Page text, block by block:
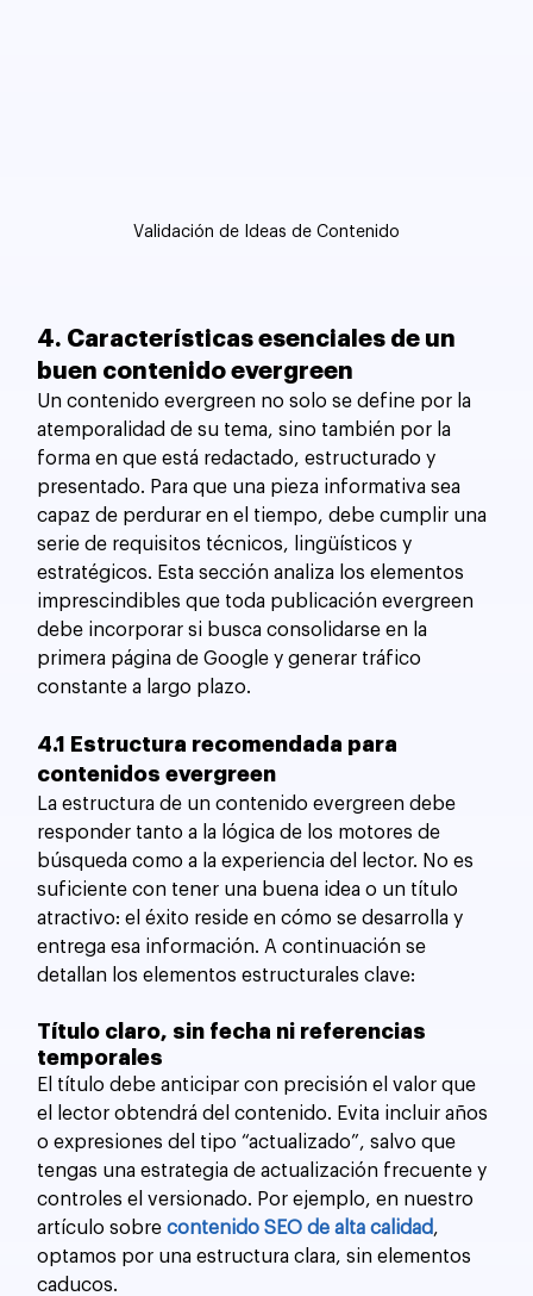
Validación de Ideas de Contenido
4. Características esenciales de un
buen contenido evergreen
Un contenido evergreen no solo se define por la
atemporalidad de su tema, sino también por la
forma en que está redactado, estructurado y
presentado. Para que una pieza informativa sea
capaz de perdurar en el tiempo, debe cumplir una
serie de requisitos técnicos, lingüísticos y
estratégicos. Esta sección analiza los elementos
imprescindibles que toda publicación evergreen
debe incorporar si busca consolidarse en la
primera página de Google y generar tráfico
constante a largo plazo.
4.1 Estructura recomendada para
contenidos evergreen
La estructura de un contenido evergreen debe
responder tanto a la lógica de los motores de
búsqueda como a la experiencia del lector. No es
suficiente con tener una buena idea o un título
atractivo: el éxito reside en cómo se desarrolla y
entrega esa información. A continuación se
detallan los elementos estructurales clave:
Título claro, sin fecha ni referencias
temporales
El título debe anticipar con precisión el valor que
el lector obtendrá del contenido. Evita incluir años
o expresiones del tipo “actualizado”, salvo que
tengas una estrategia de actualización frecuente y
controles el versionado. Por ejemplo, en nuestro
artículo sobre contenido SEO de alta calidad,
optamos por una estructura clara, sin elementos
caducos.